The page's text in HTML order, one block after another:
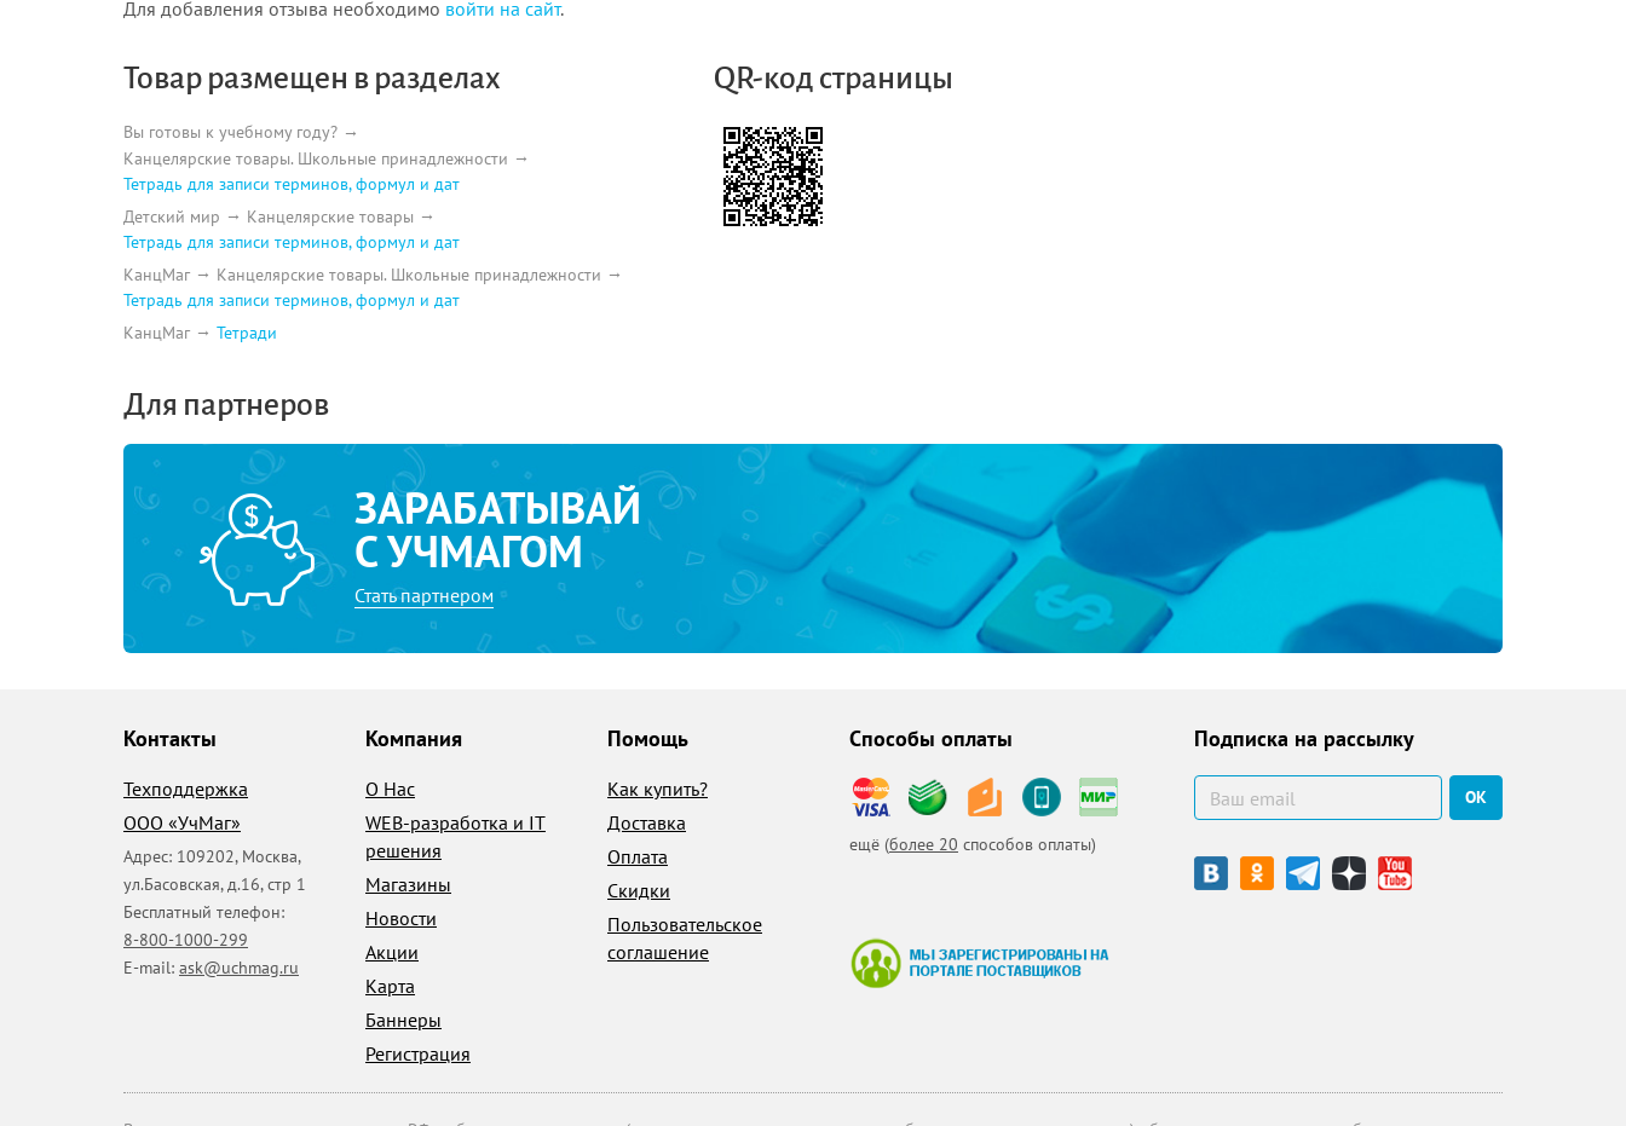
Для добавления отзыва необходимо войти на сайт.
Товар размещен в разделах
Вы готовы к учебному году?
Канцелярские товары. Школьные принадлежности
Тетрадь для записи терминов, формул и дат
Детский мир
Канцелярские товары
Тетрадь для записи терминов, формул и дат
КанцМаг
Канцелярские товары. Школьные принадлежности
Тетрадь для записи терминов, формул и дат
КанцМаг
Тетради
QR-код страницы
Для партнеров
ЗАРАБАТЫВАЙ
С УЧМАГОМ
Стать партнером
Контакты
Техподдержка
ООО «УчМаг»
Адрес: 109202, Москва,
ул.Басовская, д.16, стр 1
Бесплатный телефон:
8-800-1000-299
E-mail: ask@uchmag.ru
Компания
О Нас
WEB-разработка и IT
решения
Магазины
Новости
Акции
Карта
Баннеры
Регистрация
Помощь
Как купить?
Доставка
Оплата
Скидки
Пользовательское
соглашение
Способы оплаты
ещё (более 20 способов оплаты)
Подписка на рассылку
ОК